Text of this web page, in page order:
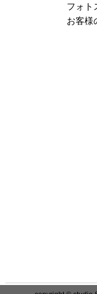
フォト
お客様